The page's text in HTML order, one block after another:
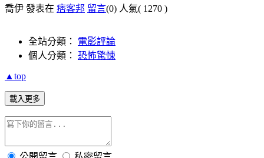
喬伊 發表在 痞客邦 留言(0) 人氣( 1270 )
全站分類： 電影評論
個人分類： 恐怖驚悚
▲top
載入更多